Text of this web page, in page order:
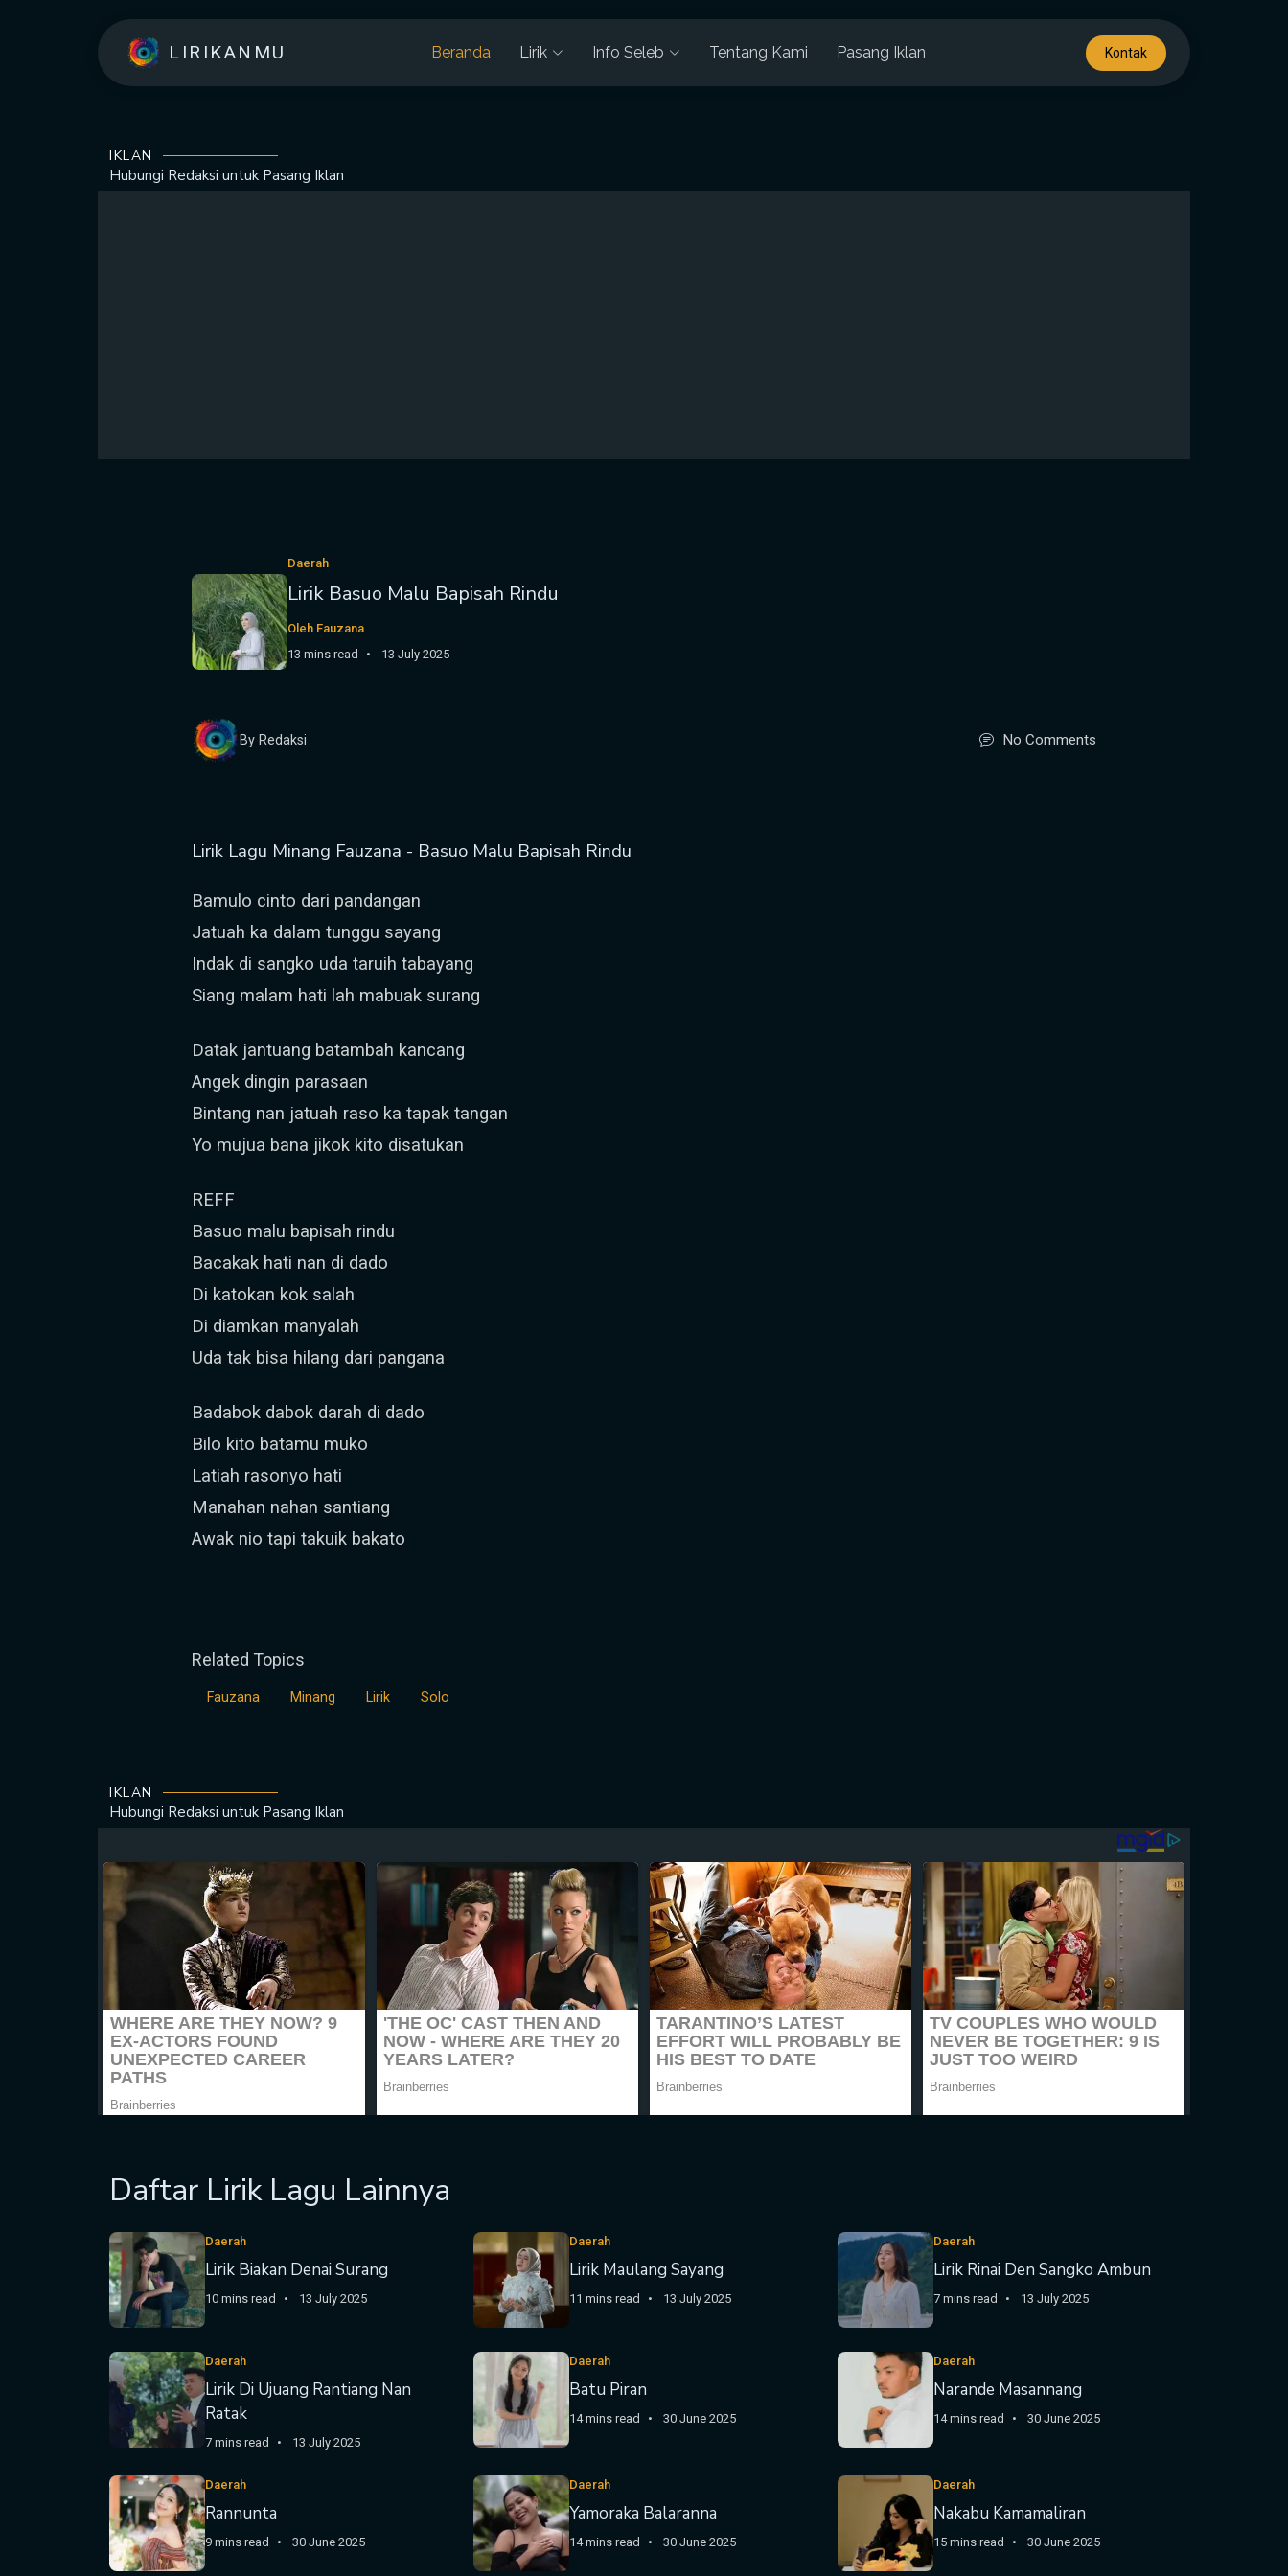
LIRIKANMU Beranda Lirik Info Seleb Tentang Kami Pasang Iklan Kontak
IKLAN
Hubungi Redaksi untuk Pasang Iklan
Daerah
Lirik Basuo Malu Bapisah Rindu
Oleh Fauzana
13 mins read
13 July 2025
By Redaksi No Comments
Lirik Lagu Minang Fauzana - Basuo Malu Bapisah Rindu
Bamulo cinto dari pandangan
Jatuah ka dalam tunggu sayang
Indak di sangko uda taruih tabayang
Siang malam hati lah mabuak surang
Datak jantuang batambah kancang
Angek dingin parasaan
Bintang nan jatuah raso ka tapak tangan
Yo mujua bana jikok kito disatukan
REFF
Basuo malu bapisah rindu
Bacakak hati nan di dado
Di katokan kok salah
Di diamkan manyalah
Uda tak bisa hilang dari pangana
Badabok dabok darah di dado
Bilo kito batamu muko
Latiah rasonyo hati
Manahan nahan santiang
Awak nio tapi takuik bakato
Related Topics
Fauzana Minang Lirik Solo
IKLAN
Hubungi Redaksi untuk Pasang Iklan
Daftar Lirik Lagu Lainnya
Daerah
Lirik Biakan Denai Surang
10 mins read 13 July 2025
Daerah
Lirik Maulang Sayang
11 mins read 13 July 2025
Daerah
Lirik Rinai Den Sangko Ambun
7 mins read 13 July 2025
Daerah
Lirik Di Ujuang Rantiang Nan
Ratak
7 mins read 13 July 2025
Daerah
Batu Piran
14 mins read 30 June 2025
Daerah
Narande Masannang
14 mins read 30 June 2025
Daerah
Rannunta
9 mins read 30 June 2025
Daerah
Yamoraka Balaranna
14 mins read 30 June 2025
Daerah
Nakabu Kamamaliran
15 mins read 30 June 2025